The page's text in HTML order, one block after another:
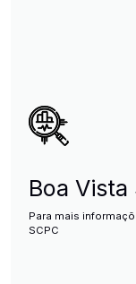
Boa Vista
Para mais
SCPC